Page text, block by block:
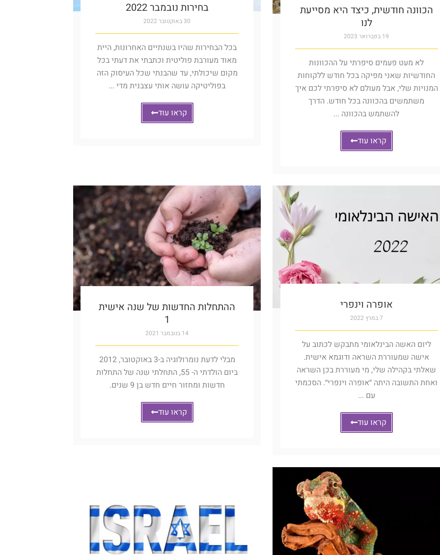
הכוונה חודשית, כיצד היא מסייעת
לנו
19 בפברואר 2023
לא מעט פעמים סיפרתי על ההכוונות
החודשיות שאני מפיקה בכל חודש ללקוחות
המנויות שלי, אבל מעולם לא סיפרתי לכם איך
משתמשים בהכוונה בכל חודש. הדרך
להשתמש בהכוונה ...
קראו עוד
בחירות נובמבר 2022
30 באוקטובר 2022
בכל הבחירות שהיו בשנתיים האחרונות, היית
מאוד מעורבת פוליטית וכתבתי את דעתי בכל
מקום שיכולתי, עד שהבנתי שכל העיסוק הזה
בפוליטיקה עושה אותי עצבנית מדי ...
קראו עוד
אופרה וינפרי
7 במרץ 2022
ליום האשה הבינלאומי מתבקש לכתוב על
אישה שמעוררת השראה ודוגמא אישית.
שאלתי בקהילה שלי, מי מעוררת בכן השראה
ואחת התשובה היתה ״אופרה וינפרי״. הסכמתי
עם ...
קראו עוד
ההתחלות החדשות של שנה אישית
1
14 בנובמבר 2021
מבלי לדעת נומרולוגיה ב-3 באוקטובר, 2012
ביום הולדתי ה- 55, התחלתי שנה של התחלות
חדשות ומחזור חיים חדש בן 9 שנים.
קראו עוד